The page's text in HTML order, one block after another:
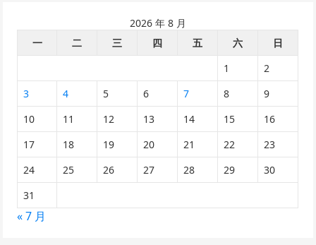
2026 年 8 月
一
二 三 四 五 六
日
1
2
3
4 5 6 7 8
9
10
11 12 13 14 15
16
17
18 19 20 21 22
23
24
25 26 27 28 29
30
31
« 7 月